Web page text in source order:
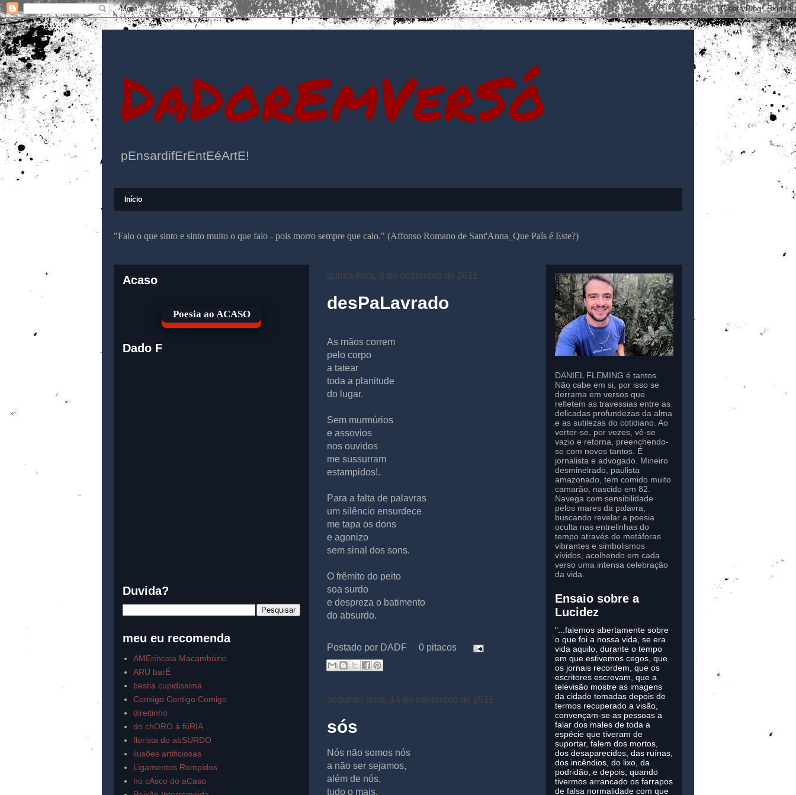
DaDorEmVerSó
pEnsardifErEntEéArtE!
Início
"Falo o que sinto e sinto muito o que falo - pois morro sempre que calo." (Affonso Romano de Sant'Anna_Que País é Este?)
quinta-feira, 8 de dezembro de 2011
desPaLavrado
As mãos correm
pelo corpo
a tatear
toda a planitude
do lugar.
Sem murmúrios
e assovios
nos ouvidos
me sussurram
estampidos!.
Para a falta de palavras
um silêncio ensurdece
me tapa os dons
e agonizo
sem sinal dos sons.
O frêmito do peito
soa surdo
e despreza o batimento
do absurdo.
Postado por DADF 0 pitacos
segunda-feira, 14 de novembro de 2011
sós
Nós não somos nós
a não ser sejamos,
além de nós,
tudo o mais.
Acaso
Poesia ao ACASO
Dado F
Duvida?
meu eu recomenda
AMEríncola Macambúzio
ARU barÉ
bestia cupidissima
Consigo Contigo Comigo
direitinho
do chORO à fúRIA
florista do abSURDO
ilusões artificiosas
Ligamentos Rompidos
no cAsco do aCaso
DANIEL FLEMING é tantos.
Não cabe em si, por isso se
derrama em versos que
refletem as travessias entre as
delicadas profundezas da alma
e as sutilezas do cotidiano. Ao
verter-se, por vezes, vê-se
vazio e retorna, preenchendo-
se com novos tantos. É
jornalista e advogado. Mineiro
desmineirado, paulista
amazonado, tem comido muito
camarão, nascido em 82.
Navega com sensibilidade
pelos mares da palavra,
buscando revelar a poesia
oculta nas entrelinhas do
tempo através de metáforas
vibrantes e simbolismos
vívidos, acolhendo em cada
verso uma intensa celebração
da vida.
Ensaio sobre a
Lucidez
"...falemos abertamente sobre
o que foi a nossa vida, se era
vida aquilo, durante o tempo
em que estivemos cegos, que
os jornais recordem, que os
escritores escrevam, que a
televisão mostre as imagens
da cidade tomadas depois de
termos recuperado a visão,
convençam-se as pessoas a
falar dos males de toda a
espécie que tiveram de
suportar, falem dos mortos,
dos desaparecidos, das ruínas,
dos incêndios, do lixo, da
podridão, e depois, quando
tivermos arrancado os farrapos
de falsa normalidade com que